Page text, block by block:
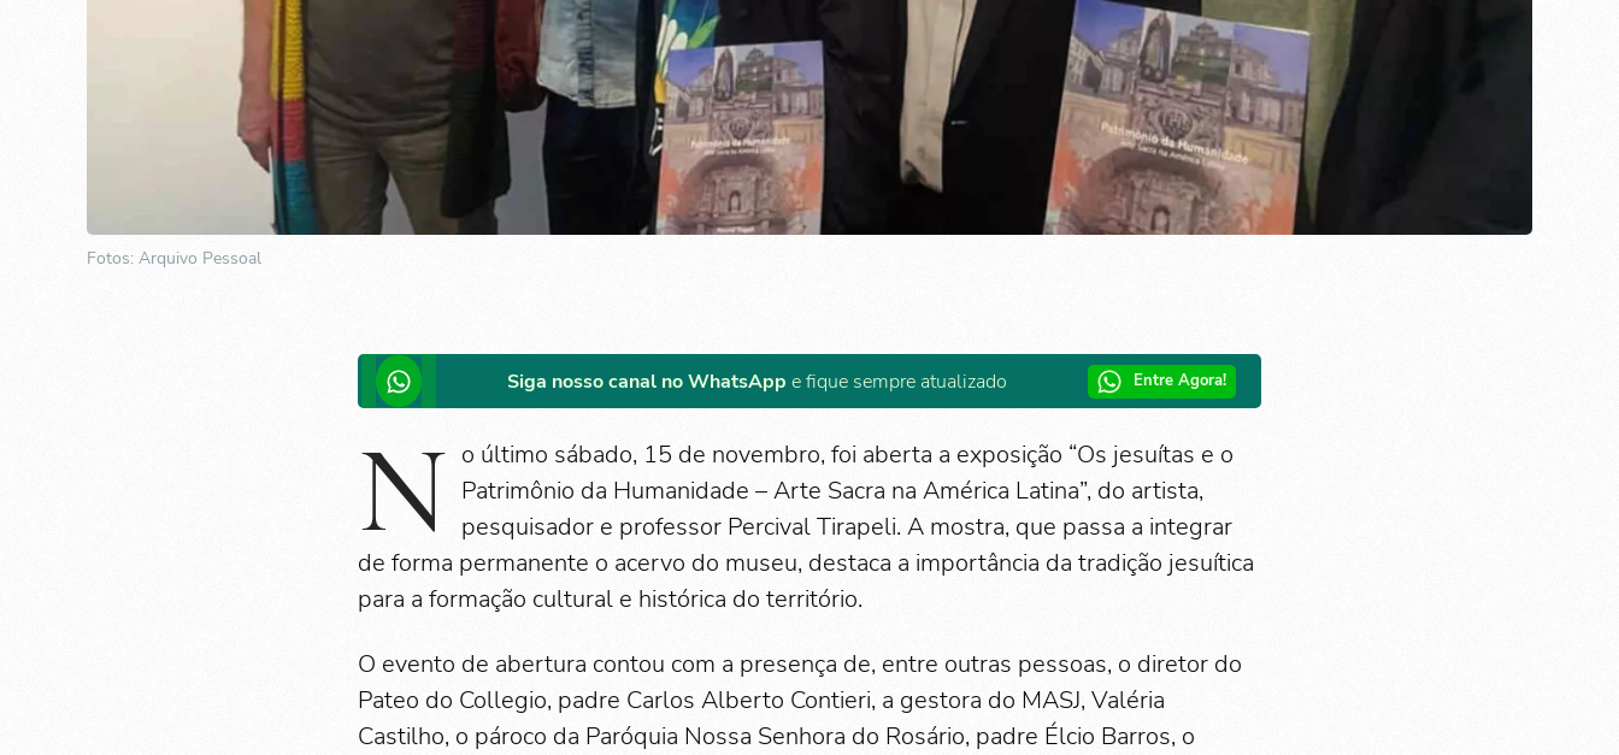
Fotos: Arquivo Pessoal
Siga nosso canal no WhatsApp e fique sempre atualizado Entre Agora!
N o último sábado, 15 de novembro, foi aberta a exposição “Os jesuítas e o
Patrimônio da Humanidade – Arte Sacra na América Latina”, do artista,
pesquisador e professor Percival Tirapeli. A mostra, que passa a integrar
de forma permanente o acervo do museu, destaca a importância da tradição jesuítica
para a formação cultural e histórica do território.
O evento de abertura contou com a presença de, entre outras pessoas, o diretor do
Pateo do Collegio, padre Carlos Alberto Contieri, a gestora do MASJ, Valéria
Castilho, o pároco da Paróquia Nossa Senhora do Rosário, padre Élcio Barros, o